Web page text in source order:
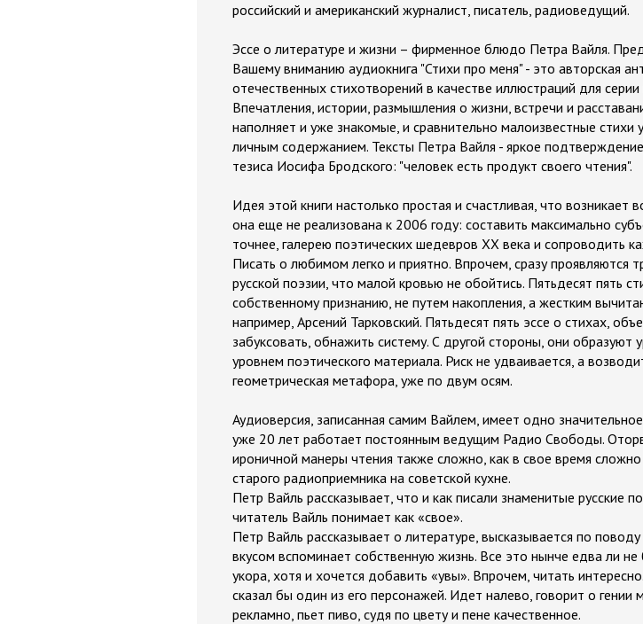
российский и американский журналист, писатель, радиоведущий.
Эссе о литературе и жизни – фирменное блюдо Петра Вайля.
Вашему вниманию аудиокнига "Стихи про меня" - это авторская
отечественных стихотворений в качестве иллюстраций для серии
Впечатления, истории, размышления о жизни, встречи и
наполняет и уже знакомые, и сравнительно малоизвестные стихи
личным содержанием. Тексты Петра Вайля - яркое
тезиса Иосифа Бродского: "человек есть продукт своего чтения".
Идея этой книги настолько простая и счастливая, что возникает
она еще не реализована к 2006 году: составить максимально
точнее, галерею поэтических шедевров ХХ века и сопроводить
Писать о любимом легко и приятно. Впрочем, сразу проявляются
русской поэзии, что малой кровью не обойтись. Пятьдесят пять
собственному признанию, не путем накопления, а жестким
например, Арсений Тарковский. Пятьдесят пять эссе о стихах,
забуксовать, обнажить систему. С другой стороны, они образуют
уровнем поэтического материала. Риск не удваивается, а
геометрическая метафора, уже по двум осям.
Аудиоверсия, записанная самим Вайлем, имеет одно
уже 20 лет работает постоянным ведущим Радио Свободы.
ироничной манеры чтения также сложно, как в свое время
старого радиоприемника на советской кухне.
Петр Вайль рассказывает, что и как писали знаменитые
читатель Вайль понимает как «свое».
Петр Вайль рассказывает о литературе, высказывается по
вкусом вспоминает собственную жизнь. Все это нынче едва ли
укора, хотя и хочется добавить «увы». Впрочем, читать
сказал бы один из его персонажей. Идет налево, говорит о гении
рекламно, пьет пиво, судя по цвету и пене качественное.